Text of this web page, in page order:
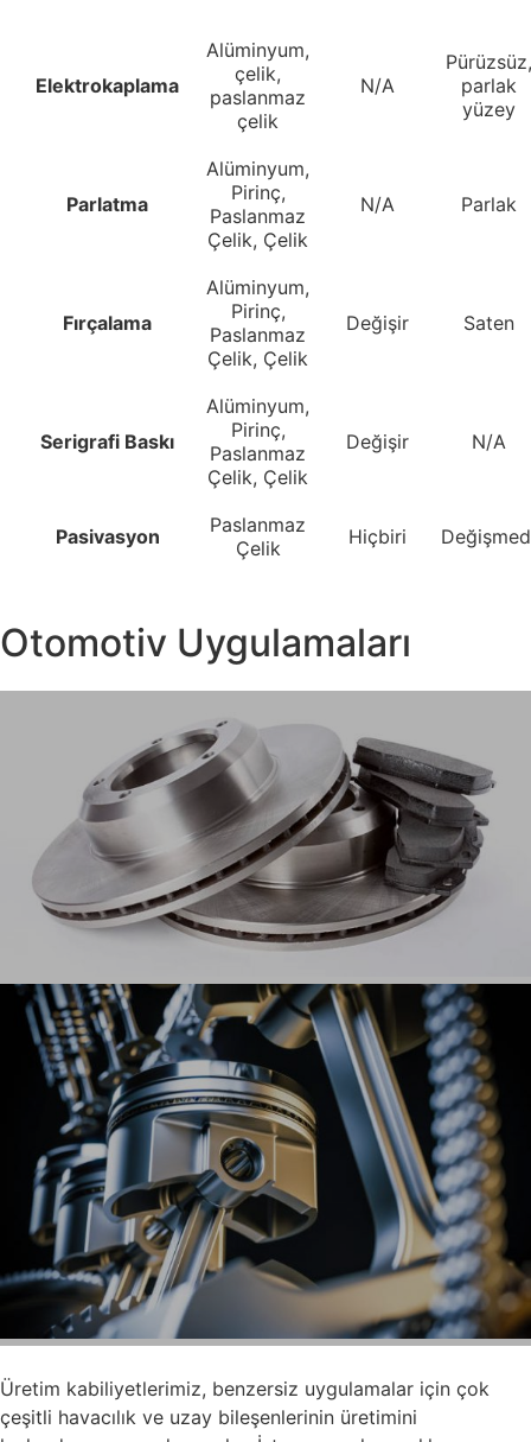
Elektrokaplama
Alüminyum,
çelik,
paslanmaz
çelik
N/A
Pürüzsüz,
parlak
yüzey
Parlatma
Alüminyum,
Pirinç,
Paslanmaz
Çelik, Çelik
N/A Parlak
Fırçalama
Alüminyum,
Pirinç,
Paslanmaz
Çelik, Çelik
Değişir Saten
Serigrafi Baskı
Alüminyum,
Pirinç,
Paslanmaz
Çelik, Çelik
Değişir N/A
Pasivasyon
Paslanmaz
Çelik
Hiçbiri
Otomotiv Uygulamaları
Üretim kabiliyetlerimiz, benzersiz uygulamalar için çok
çeşitli havacılık ve uzay bileşenlerinin üretimini